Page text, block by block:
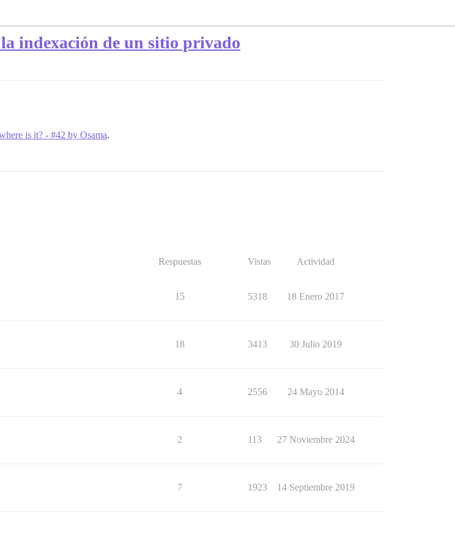
indexación de un sitio privado
is it? - #42 by Osama.
Respuestas Vistas Actividad
15 5318 18 Enero 2017
18 3413 30 Julio 2019
4 2556 24 Mayo 2014
2 113 27 Noviembre 2024
7 1923 14 Septiembre 2019